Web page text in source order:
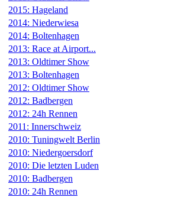
2015: Hageland
2014: Niederwiesa
2014: Boltenhagen
2013: Race at Airport...
2013: Oldtimer Show
2013: Boltenhagen
2012: Oldtimer Show
2012: Badbergen
2012: 24h Rennen
2011: Innerschweiz
2010: Tuningwelt Berlin
2010: Niedergoersdorf
2010: Die letzten Luden
2010: Badbergen
2010: 24h Rennen